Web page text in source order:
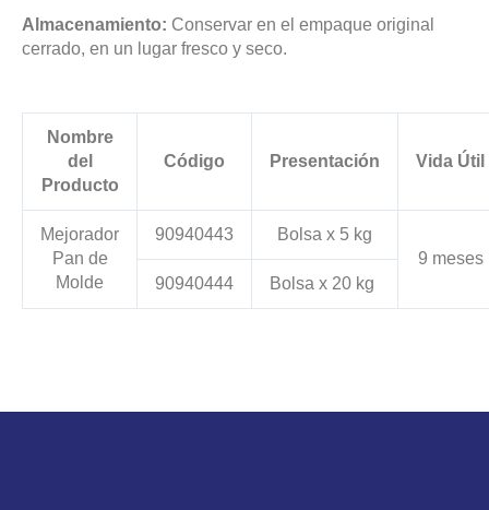
Almacenamiento: Conservar en el empaque original
cerrado, en un lugar fresco y seco.
Nombre
del
Producto
Código Presentación Vida Útil
Mejorador
Pan de
Molde
90940443
Bolsa x 5 kg
9 meses
90940444
Bolsa x 20 kg